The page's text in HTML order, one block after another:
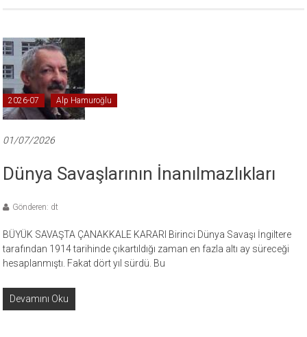
2026-07 Alp Hamuroğlu
01/07/2026
Dünya Savaşlarının İnanılmazlıkları
Gönderen: dt
BÜYÜK SAVAŞTA ÇANAKKALE KARARI Birinci Dünya Savaşı İngiltere
tarafından 1914 tarihinde çıkartıldığı zaman en fazla altı ay süreceği
hesaplanmıştı. Fakat dört yıl sürdü. Bu
Devamını Oku